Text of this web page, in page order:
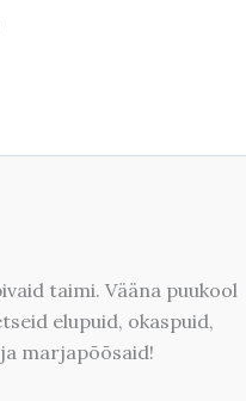
taimi. Vääna puukool
elupuid, okaspuid,
marjapõõsaid!